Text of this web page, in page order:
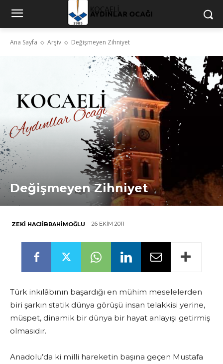
Ana Sayfa Arşiv Değişmeyen Zihniyet
Değişmeyen Zihniyet
ZEKI HACIIBRAHIMOĞLU 26 EKIM 2011
Türk inkılâbının başardığı en mühim meselelerden
biri şarkın statik dünya görüşü insan telakkisi yerine,
müspet, dinamik bir dünya bir hayat anlayışı getirmiş
olmasıdır.
Anadolu’da ki milli hareketin başına geçen Mustafa